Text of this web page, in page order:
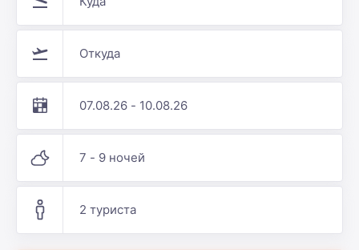
Откуда
07.08.26 - 10.08.26
7 - 9 ночей
2 туриста